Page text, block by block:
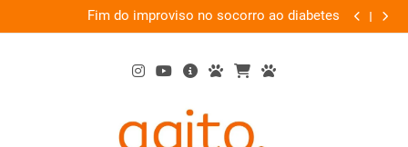
to
Fim do improviso no socorro ao diabetes